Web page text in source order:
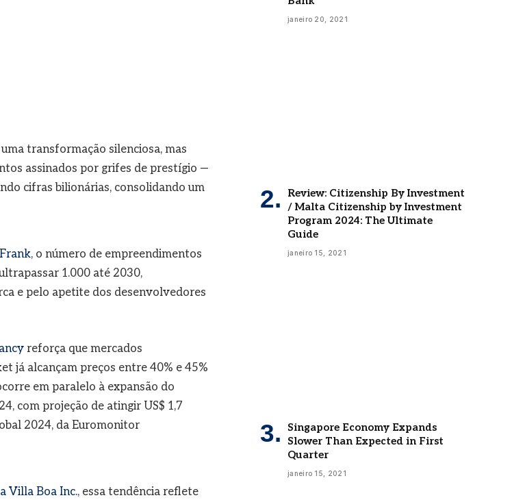
transformação silenciosa, mas
assinados por grifes de prestígio —
cifras bilionárias, consolidando um
, o número de empreendimentos
1.000 até 2030,
e pelo apetite dos desenvolvedores
reforça que mercados
já alcançam preços entre 40% e 45%
em paralelo à expansão do
com projeção de atingir US$ 1,7
2024, da Euromonitor
Villa Boa Inc., essa tendência reflete
/ Malta Citizenship by Investment
Program 2024: The Ultimate
Guide
Slower Than Expected in First
Quarter